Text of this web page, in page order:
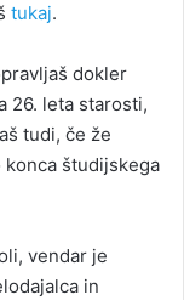
tukaj.
dokler
26. leta starosti,
tudi, če že
študijskega
vendar je
in